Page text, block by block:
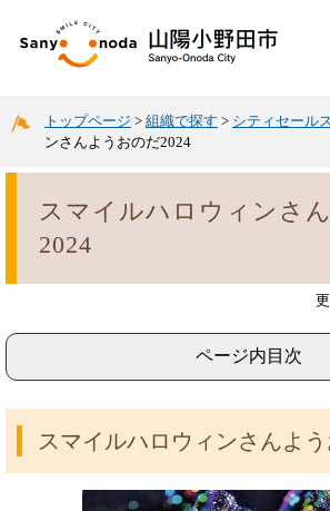
トップページ > 組織で探す > シティセール
ンさんようおのだ2024
スマイルハロウィンさ
2024
ページ内目次
スマイルハロウィンさんよ